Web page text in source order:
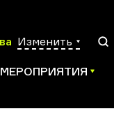
Изменить
МЕРОПРИЯТИЯ